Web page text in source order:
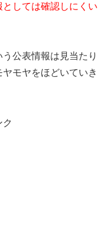
しては確認しにくい
公表情報は見当たり
モヤをほどいていき